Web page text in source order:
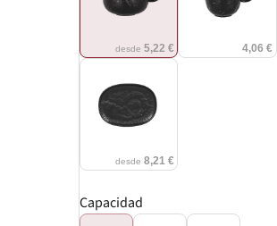
desde5,22 € 4,06 €
desde8,21 €
Capacidad